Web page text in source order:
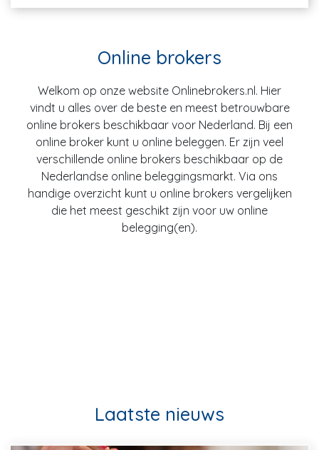
Online brokers
Welkom op onze website Onlinebrokers.nl. Hier
vindt u alles over de beste en meest betrouwbare
online brokers beschikbaar voor Nederland. Bij een
online broker kunt u online beleggen. Er zijn veel
verschillende online brokers beschikbaar op de
Nederlandse online beleggingsmarkt. Via ons
handige overzicht kunt u online brokers vergelijken
die het meest geschikt zijn voor uw online
belegging(en).
Laatste nieuws